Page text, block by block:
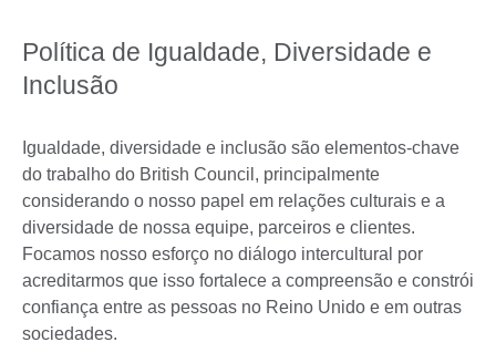
Política de Igualdade, Diversidade e
Inclusão
Igualdade, diversidade e inclusão são elementos-chave
do trabalho do British Council, principalmente
considerando o nosso papel em relações culturais e a
diversidade de nossa equipe, parceiros e clientes.
Focamos nosso esforço no diálogo intercultural por
acreditarmos que isso fortalece a compreensão e constrói
confiança entre as pessoas no Reino Unido e em outras
sociedades.